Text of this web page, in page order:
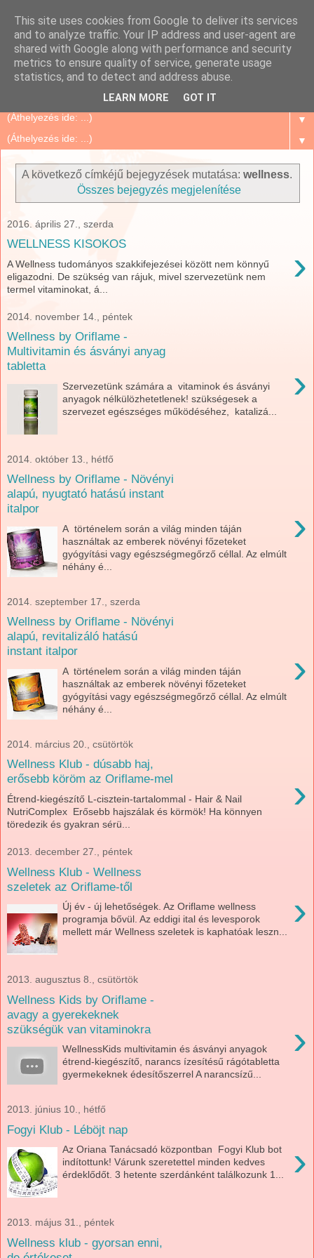
Szépségápolás Otthon
Oriflame Mindenkinek, mert megbízható és sok tanács,
történet, tapasztalat...
▼
▼
A következő címkéjű bejegyzések mutatása: wellness.
Összes bejegyzés megjelenítése
2016. április 27., szerda
WELLNESS KISOKOS ›
A Wellness tudományos szakkifejezései között nem könnyű
eligazodni. De szükség van rájuk, mivel szervezetünk nem
termel vitaminokat, á...
2014. november 14., péntek
Wellness by Oriflame -
Multivitamin és ásványi anyag
tabletta
›
Szervezetünk számára a vitaminok és ásványi
anyagok nélkülözhetetlenek! szükségesek a
szervezet egészséges működéséhez, katalizá...
2014. október 13., hétfő
Wellness by Oriflame - Növényi
alapú, nyugtató hatású instant
italpor
›
A történelem során a világ minden táján
használtak az emberek növényi főzeteket
gyógyítási vagy egészségmegőrző céllal. Az elmúlt
néhány é...
2014. szeptember 17., szerda
Wellness by Oriflame - Növényi
alapú, revitalizáló hatású
instant italpor
›
A történelem során a világ minden táján
használtak az emberek növényi főzeteket
gyógyítási vagy egészségmegőrző céllal. Az elmúlt
néhány é...
2014. március 20., csütörtök
Wellness Klub - dúsabb haj,
erősebb köröm az Oriflame-mel
›
Étrend-kiegészítő L-cisztein-tartalommal - Hair & Nail
NutriComplex Erősebb hajszálak és körmök! Ha könnyen
töredezik és gyakran sérü...
2013. december 27., péntek
Wellness Klub - Wellness
szeletek az Oriflame-től
›
Új év - új lehetőségek. Az Oriflame wellness
programja bővül. Az eddigi ital és levesporok
mellett már Wellness szeletek is kaphatóak leszn...
2013. augusztus 8., csütörtök
Wellness Kids by Oriflame -
avagy a gyerekeknek
szükségük van vitaminokra
›
WellnessKids multivitamin és ásványi anyagok
étrend-kiegészítő, narancs ízesítésű rágótabletta
gyermekeknek édesítőszerrel A narancsízű...
2013. június 10., hétfő
Fogyi Klub - Léböjt nap
›
Az Oriana Tanácsadó központban Fogyi Klub bot
indítottunk! Várunk szeretettel minden kedves
érdeklődőt. 3 hetente szerdánként találkozunk 1...
2013. május 31., péntek
Wellness klub - gyorsan enni,
This site uses cookies from Google to deliver its services
and to analyze traffic. Your IP address and user-agent are
shared with Google along with performance and security
metrics to ensure quality of service, generate usage
statistics, and to detect and address abuse.
LEARN MORE GOT IT